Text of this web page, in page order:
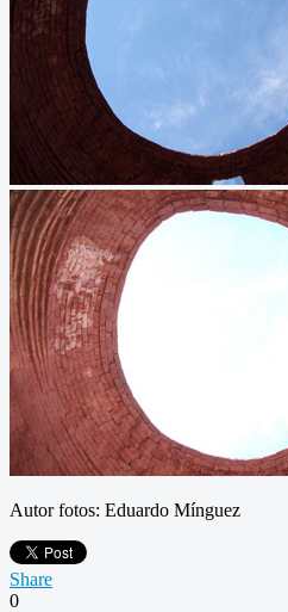
Autor fotos: Eduardo Mínguez
Share
0